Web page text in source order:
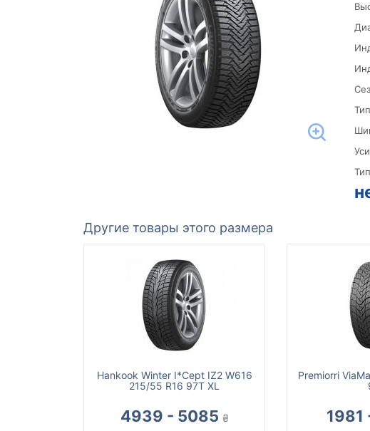
Другие товары этого размера
Hankook Winter I*Cept IZ2 W616
215/55 R16 97T XL
4939 - 5085 ₴
Premiorri
1981